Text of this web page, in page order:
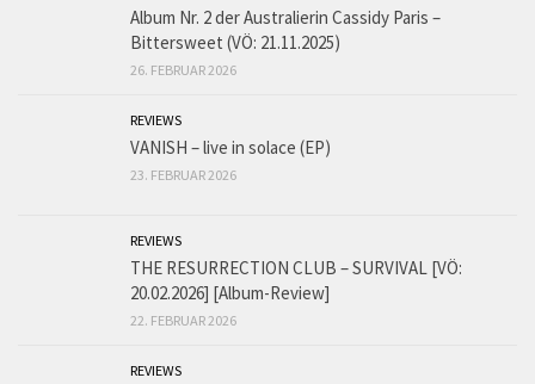
Album Nr. 2 der Australierin Cassidy Paris –
Bittersweet (VÖ: 21.11.2025)
26. FEBRUAR 2026
REVIEWS
VANISH – live in solace (EP)
23. FEBRUAR 2026
REVIEWS
THE RESURRECTION CLUB – SURVIVAL [VÖ:
20.02.2026] [Album-Review]
22. FEBRUAR 2026
REVIEWS